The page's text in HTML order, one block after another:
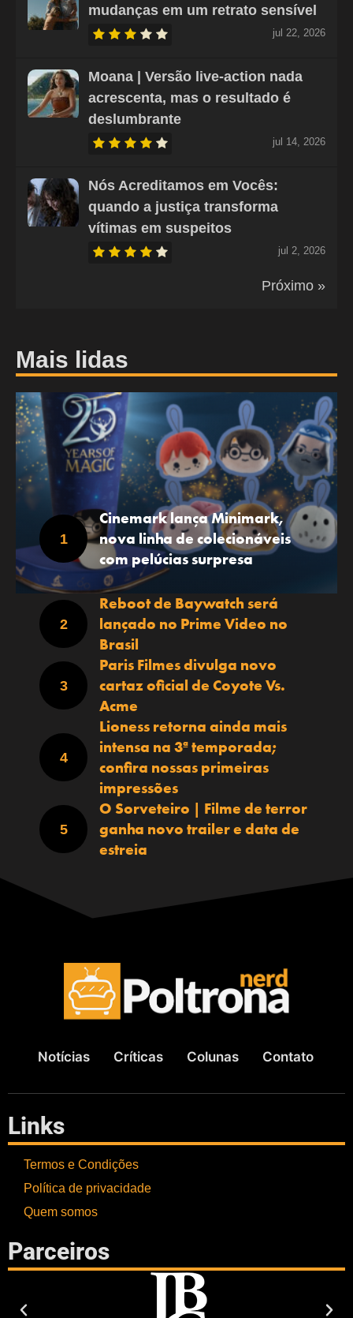
mudanças em um retrato sensível
jul 22, 2026
Moana | Versão live-action nada
acrescenta, mas o resultado é
deslumbrante
jul 14, 2026
Nós Acreditamos em Vocês:
quando a justiça transforma
vítimas em suspeitos
jul 2, 2026
Próximo »
Mais lidas
Cinemark lança Minimark,
nova linha de colecionáveis
com pelúcias surpresa
Reboot de Baywatch será
lançado no Prime Video no
Brasil
Paris Filmes divulga novo
cartaz oficial de Coyote Vs.
Acme
Lioness retorna ainda mais
intensa na 3ª temporada;
confira nossas primeiras
impressões
O Sorveteiro | Filme de terror
ganha novo trailer e data de
estreia
Notícias Críticas Colunas Contato
Links
Termos e Condições
Política de privacidade
Quem somos
Parceiros